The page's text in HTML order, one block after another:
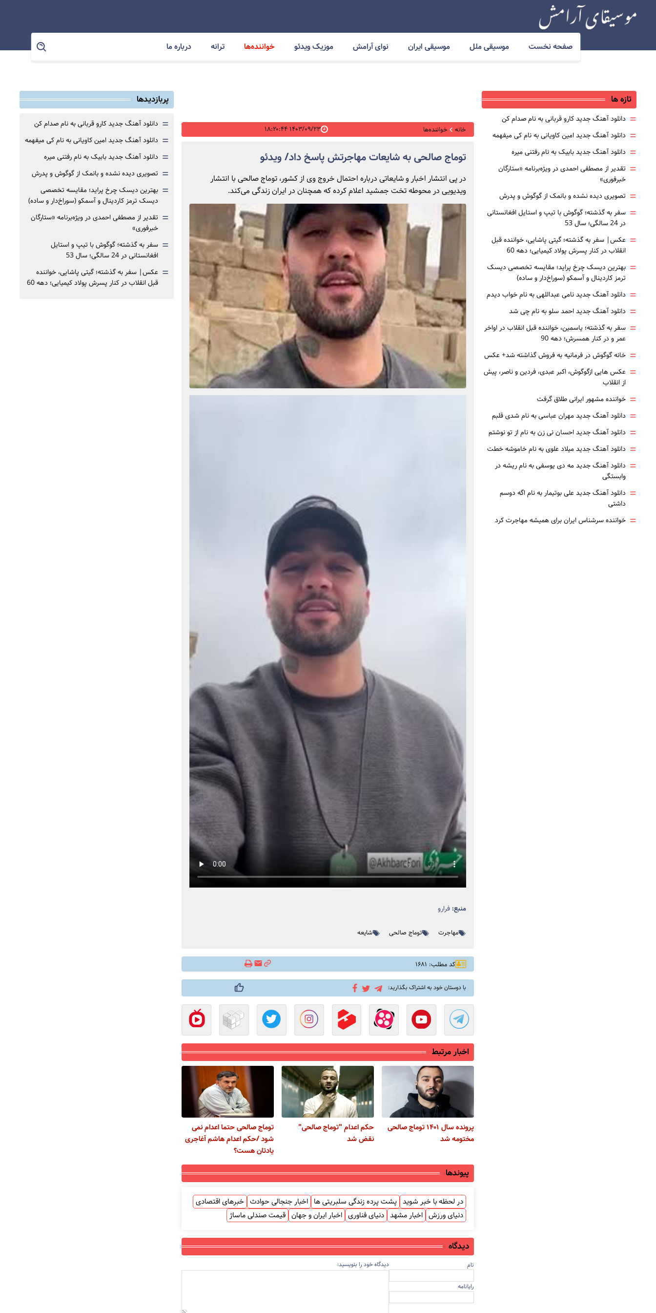
صفحه نخست موسیقی ملل موسیقی ایران نوای آرامش موزیک ویدئو خواننده‌ها ترانه درباره ما
خانه خواننده‌ها ۱۴۰۳/۰۹/۲۳ ۱۸:۲۰:۴۴
توماج صالحی به شایعات مهاجرتش پاسخ داد/ ویدئو
در پی انتشار اخبار و شایعاتی درباره احتمال خروج وی از کشور، توماج صالحی با انتشار
ویدیویی در محوطه تخت جمشید اعلام کرده که همچنان در ایران زندگی می‌کند.
منبع:فرارو
مهاجرت توماج صالحی شایعه
کد مطلب: ۱۶۸۱
با دوستان خود به اشتراک بگذارید:
اخبار مرتبط
پرونده سال ۱۴۰۱ توماج صالحی
مختومه شد
حکم اعدام ‎"توماج صالحی"
نقض شد
توماج صالحی حتما اعدام نمی
شود /حکم اعدام هاشم آغاجری
یادتان هست؟
پیوندها
در لحظه با خبر شوید پشت پرده زندگی سلبریتی ها اخبار جنجالی حوادث خبرهای اقتصادی
دنیای ورزش اخبار مشهد دنیای فناوری اخبار ایران و جهان قیمت صندلی ماساژ
دیدگاه
نام
رایانامه
دیدگاه خود را بنویسید:
تازه ها
= دانلود آهنگ جدید کارو قربانی به نام صدام کن
= دانلود آهنگ جدید امین کاویانی به نام کی میفهمه
= دانلود آهنگ جدید بابیک به نام رفتنی میره
= تقدیر از مصطفی احمدی در ویژه‌برنامه «ستارگان
خبرفوری»
= تصویری دیده نشده و بانمک از گوگوش و پدرش
= سفر به گذشته؛ گوگوش با تیپ و استایل افغانستانی
در 24 سالگی؛ سال 53
= عکس| سفر به گذشته؛ گیتی پاشایی، خواننده قبل
انقلاب در کنار پسرش پولاد کیمیایی؛ دهه 60
= بهترین دیسک چرخ پراید؛ مقایسه تخصصی دیسک
ترمز کاردینال و آسمکو (سوراخ‌دار و ساده)
= دانلود آهنگ جدید نامی عبداللهی به نام خواب دیدم
= دانلود آهنگ جدید احمد سلو به نام چی شد
= سفر به گذشته؛ یاسمین، خواننده قبل انقلاب در اواخر
عمر و در کنار همسرش؛ دهه 90
= خانه گوگوش در فرمانیه به فروش گذاشته شد+ عکس
= عکس هایی ازگوگوش، اکبر عبدی، فردین و ناصر، پیش
از انقلاب
= خواننده مشهور ایرانی طلاق گرفت
= دانلود آهنگ جدید مهران عباسی به نام شدی قلبم
= دانلود آهنگ جدید احسان نی زن به نام از تو نوشتم
= دانلود آهنگ جدید میلاد علوی به نام خاموشه خطت
= دانلود آهنگ جدید مه دی یوسفی به نام ریشه در
وابستگی
= دانلود آهنگ جدید علی بوتیمار به نام اگه دوسم
داشتی
= خواننده سرشناس ایران برای همیشه مهاجرت کرد
پربازدیدها
= دانلود آهنگ جدید کارو قربانی به نام صدام کن
= دانلود آهنگ جدید امین کاویانی به نام کی میفهمه
= دانلود آهنگ جدید بابیک به نام رفتنی میره
= تصویری دیده نشده و بانمک از گوگوش و پدرش
= بهترین دیسک چرخ پراید؛ مقایسه تخصصی
دیسک ترمز کاردینال و آسمکو (سوراخ‌دار و ساده)
= تقدیر از مصطفی احمدی در ویژه‌برنامه «ستارگان
خبرفوری»
= سفر به گذشته؛ گوگوش با تیپ و استایل
افغانستانی در 24 سالگی؛ سال 53
= عکس| سفر به گذشته؛ گیتی پاشایی، خواننده
قبل انقلاب در کنار پسرش پولاد کیمیایی؛ دهه 60